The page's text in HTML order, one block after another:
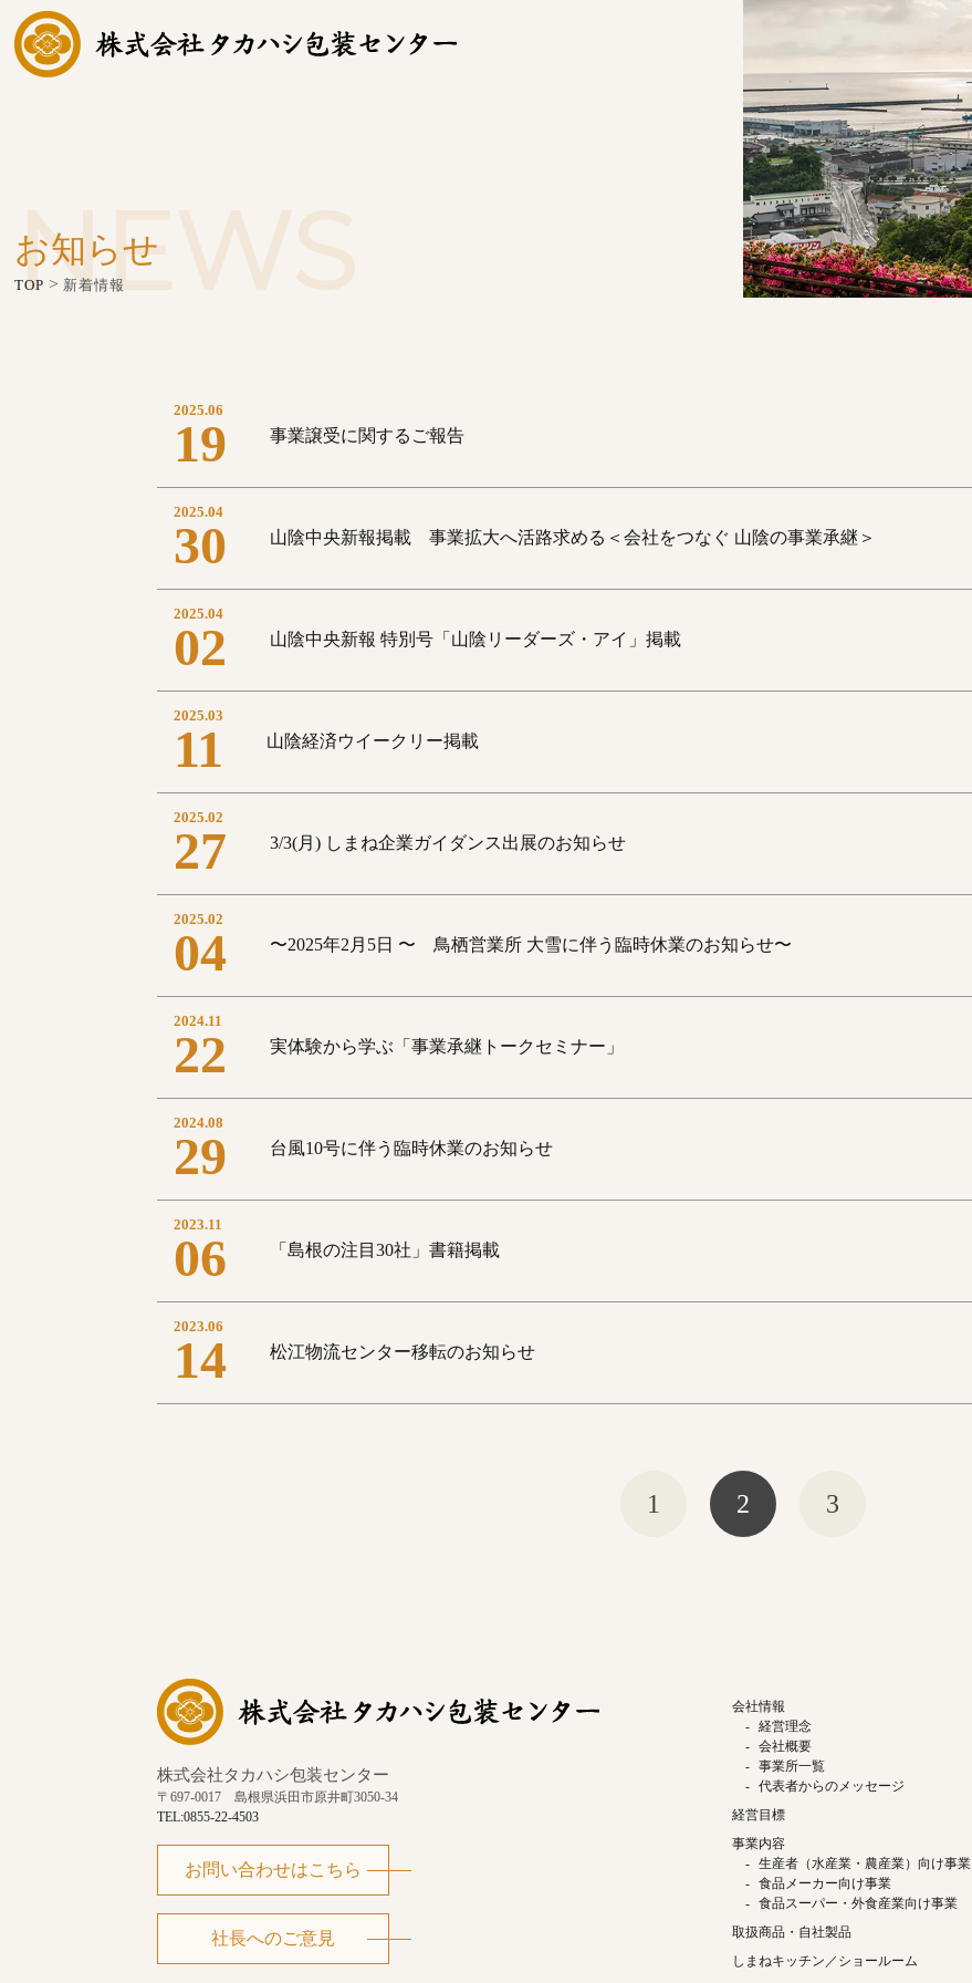
NEWS
お知らせ
TOP > 新着情報
2025.06
19 事業譲受に関するご報告
2025.04
30 山陰中央新報掲載 事業拡大へ活路求める＜会社をつなぐ 山陰の事業承継＞
2025.04
02 山陰中央新報 特別号「山陰リーダーズ・アイ」掲載
2025.03
11 山陰経済ウイークリー掲載
2025.02
27 3/3(月) しまね企業ガイダンス出展のお知らせ
2025.02
04 〜2025年2月5日 〜 鳥栖営業所 大雪に伴う臨時休業のお知らせ〜
2024.11
22 実体験から学ぶ「事業承継トークセミナー」
2024.08
29 台風10号に伴う臨時休業のお知らせ
2023.11
06 「島根の注目30社」書籍掲載
2023.06
14 松江物流センター移転のお知らせ
1 2 3
株式会社タカハシ包装センター
〒697-0017 島根県浜田市原井町3050-34
TEL:​0855-22-4503
お問い合わせはこちら
社長へのご意見
会社情報
経営理念
会社概要
事業所一覧
代表者からのメッセージ
経営目標
事業内容
生産者（水産業・農産業）向け事業
食品メーカー向け事業
食品スーパー・外食産業向け事業
取扱商品・自社製品
しまねキッチン／ショールーム